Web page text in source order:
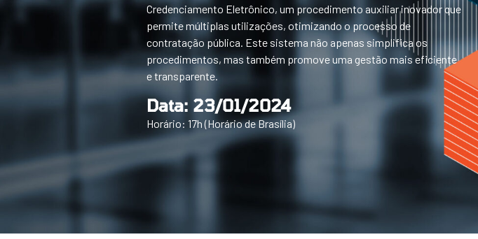
Credenciamento Eletrônico, um procedimento auxiliar inovador que
permite múltiplas utilizações, otimizando o processo de
contratação pública. Este sistema não apenas simplifica os
procedimentos, mas também promove uma gestão mais eficiente
e transparente.
Data: 23/01/2024
Horário: 17h (Horário de Brasília)